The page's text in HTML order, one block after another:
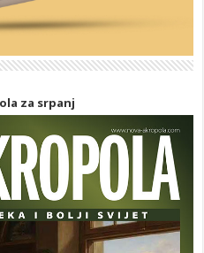
za srpanj